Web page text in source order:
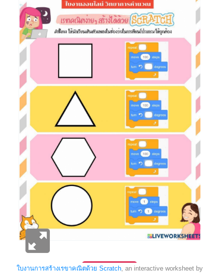
ใบงานการสร้างเรขาคณิตด้วย Scratch, an interactive worksheet by